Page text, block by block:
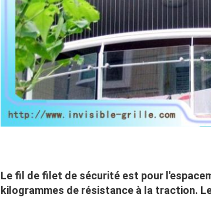
Le fil de filet de sécurité est pour
kilogrammes de résistance à la traction.